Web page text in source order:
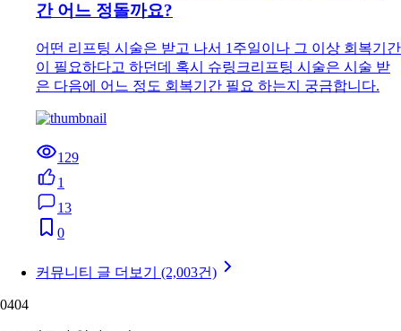
간 어느 정돌까요?
어떤 리프팅 시술은 받고 나서 1주일이나 그 이상 회복기간
이 필요하다고 하던데 혹시 슈링크리프팅 시술은 시술 받
은 다음에 어느 정도 회복기간 필요 하는지 궁금합니다.
129
1
13
0
커뮤니티 글 더보기 (2,003건)
0404